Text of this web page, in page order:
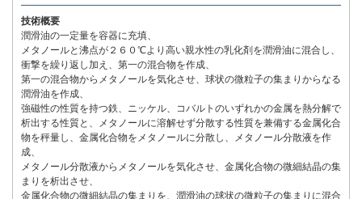
技術概要
潤滑油の一定量を容器に充填、
メタノールと沸点が２６０℃より高い親水性の乳化剤を潤滑油に混合し、
衝撃を繰り返し加え、第一の混合物を作成、
第一の混合物からメタノールを気化させ、球状の微粒子の集まりからなる
潤滑油を作成、
強磁性の性質を持つ鉄、ニッケル、コバルトのいずれかの金属を熱分解で
析出する性質と、メタノールに溶解せず分散する性質を兼備する金属化合
物を秤量し、金属化合物をメタノールに分散し、メタノール分散液を作
成、
メタノール分散液からメタノールを気化させ、金属化合物の微細結晶の集
まりを析出させ、
金属化合物の微細結晶の集まりを、潤滑油の球状の微粒子の集まりに混合